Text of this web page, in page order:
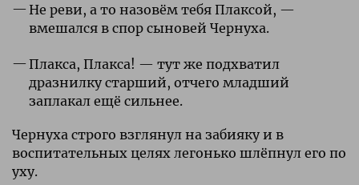
Не реви, а то назовём тебя Плаксой, —
вмешался в спор сыновей Чернуха.
Плакса, Плакса! — тут же подхватил
дразнилку старший, отчего младший
заплакал ещё сильнее.
Чернуха строго взглянул на забияку и в
воспитательных целях легонько шлёпнул его по
уху.